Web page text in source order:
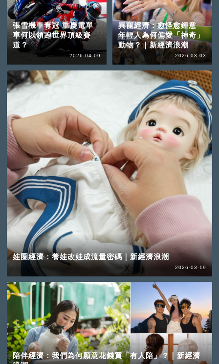
張雪機車奪冠 重慶電單
車何以領跑世界頂級賽
道？
2026-04-09
娃圈經濟：養娃改娃成流量密碼｜新經濟浪潮
2026-03-19
異寵經濟：愈怪愈鍾意
年輕人為何偏愛「神奇」
動物？｜新經濟浪潮
2026-03-03
陪伴經濟：我們為何願意花錢買「有人陪」？｜新經濟